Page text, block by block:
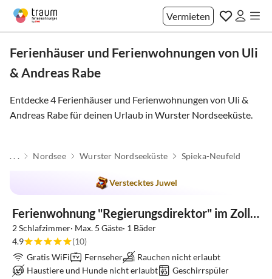
Vermieten
Ferienhäuser und Ferienwohnungen von Uli
& Andreas Rabe
Entdecke 4 Ferienhäuser und Ferienwohnungen von Uli &
Andreas Rabe für deinen Urlaub in Wurster Nordseeküste.
. . . Nordsee Wurster Nordseeküste Spieka-Neufeld
Verstecktes Juwel
Ferienwohnung "Regierungsdirektor" im Zollhaus-Cuxland
2 Schlafzimmer· Max. 5 Gäste· 1 Bäder
4.9
(10)
Gratis WiFi
Fernseher
Rauchen nicht erlaubt
Haustiere und Hunde nicht erlaubt
Geschirrspüler